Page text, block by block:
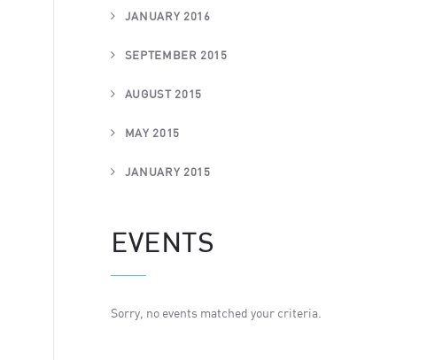
JANUARY 2016
SEPTEMBER 2015
AUGUST 2015
MAY 2015
JANUARY 2015
EVENTS
Sorry, no events matched your criteria.